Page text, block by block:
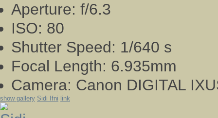
Aperture: f/6.3
ISO: 80
Shutter Speed: 1/640 s
Focal Length: 6.935mm
Camera: Canon DIGITAL
show gallery Sidi Ifni link